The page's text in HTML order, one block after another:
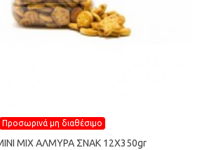
Προσωρινά μη διαθέσιμο
MIX ΑΛΜΥΡΑ ΣΝΑΚ 12X350gr